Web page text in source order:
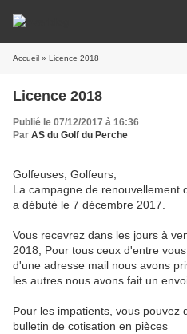
Accueil » Licence 2018
Licence 2018
Publié le 07/12/2017 à 16:36
Par AS du Golf du Perche
Golfeuses, Golfeurs,
La campagne de renouvellement
a débuté le 7 décembre 2017.
Vous recevrez dans les jours à
2018, Pour tous ceux d'entre
d'une adresse mail nous avons
les autres nous avons fait un
Pour les impatients, vous pouvez
bulletin de cotisation en pièces